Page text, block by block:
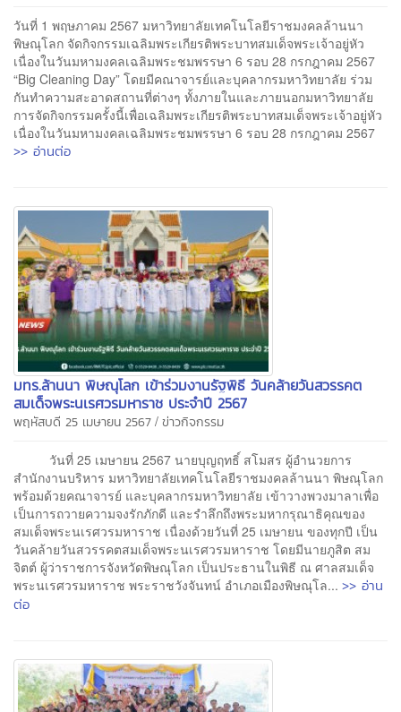
วันที่ 1 พฤษภาคม 2567 มหาวิทยาลัยเทคโนโลยีราชมงคลล้านนา
พิษณุโลก จัดกิจกรรมเฉลิมพระเกียรติพระบาทสมเด็จพระเจ้าอยู่หัว
เนื่องในวันมหามงคลเฉลิมพระชมพรรษา 6 รอบ 28 กรกฎาคม 2567
“Big Cleaning Day” โดยมีคณาจารย์และบุคลากรมหาวิทยาลัย ร่วม
กันทำความสะอาดสถานที่ต่างๆ ทั้งภายในและภายนอกมหาวิทยาลัย
การจัดกิจกรรมครั้งนี้เพื่อเฉลิมพระเกียรติพระบาทสมเด็จพระเจ้าอยู่หัว
เนื่องในวันมหามงคลเฉลิมพระชมพรรษา 6 รอบ 28 กรกฎาคม 2567
>> อ่านต่อ
มทร.ล้านนา พิษณุโลก เข้าร่วมงานรัฐพิธี วันคล้ายวันสวรรคต
สมเด็จพระนเรศวรมหาราช ประจำปี 2567
พฤหัสบดี 25 เมษายน 2567 / ข่าวกิจกรรม
วันที่ 25 เมษายน 2567 นายบุญฤทธิ์ สโมสร ผู้อำนวยการ
สำนักงานบริหาร มหาวิทยาลัยเทคโนโลยีราชมงคลล้านนา พิษณุโลก
พร้อมด้วยคณาจารย์ และบุคลากรมหาวิทยาลัย เข้าวางพวงมาลาเพื่อ
เป็นการถวายความจงรักภักดี และรำลึกถึงพระมหากรุณาธิคุณของ
สมเด็จพระนเรศวรมหาราช เนื่องด้วยวันที่ 25 เมษายน ของทุกปี เป็น
วันคล้ายวันสวรรคตสมเด็จพระนเรศวรมหาราช โดยมีนายภูสิต สม
จิตต์ ผู้ว่าราชการจังหวัดพิษณุโลก เป็นประธานในพิธี ณ ศาลสมเด็จ
พระนเรศวรมหาราช พระราชวังจันทน์ อำเภอเมืองพิษณุโล... >> อ่าน
ต่อ